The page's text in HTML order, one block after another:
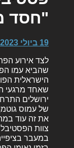
"חסד
19 ביולי 2023
לצד אירוע
שהביא עמו
הישראלית
ירושלים
של עמוס
את זה עוד
צוות
במעבר